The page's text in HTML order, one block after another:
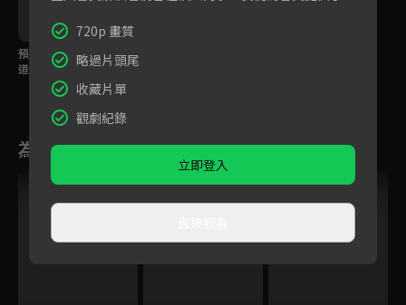
預告：天降聖女戀上霸
道君主，甜寵古裝爆笑
為您推薦
720p 畫質
略過片頭尾
收藏片單
觀劇紀錄
立即登入